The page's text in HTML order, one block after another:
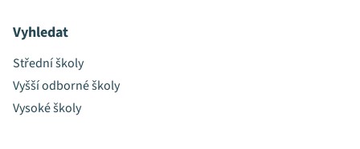
Vyhledat
Střední školy
Vyšší odborné školy
Vysoké školy